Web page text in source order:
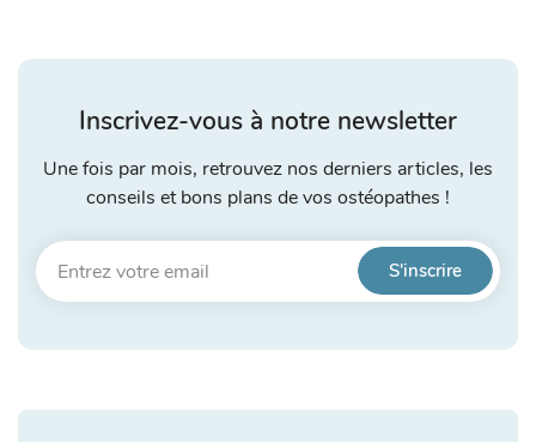
Inscrivez-vous à notre newsletter
Une fois par mois, retrouvez nos derniers articles, les
conseils et bons plans de vos ostéopathes !